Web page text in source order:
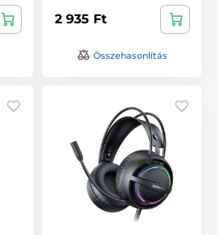
2 935 Ft
Összehasonlítás